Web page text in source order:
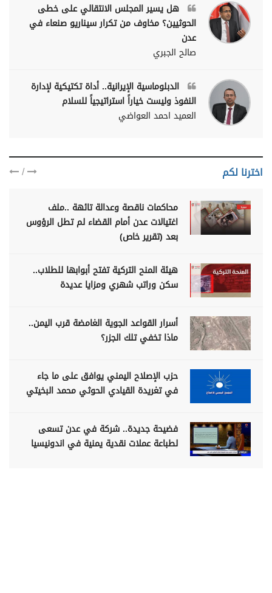
هل يسير المجلس الانتقالي على خطى
الحوثيين؟ مخاوف من تكرار سيناريو صنعاء في
عدن
صالح الجبري
الدبلوماسية الإيرانية.. أداة تكتيكية لإدارة
النفوذ وليست خياراً استراتيجياً للسلام
العميد احمد العواضي
اخترنا لكم /
محاكمات ناقصة وعدالة تائهة ..ملف
اغتيالات عدن أمام القضاء لم تطل الرؤوس
بعد (تقرير خاص)
هيئة المنح التركية تفتح أبوابها للطلاب..
سكن وراتب شهري ومزايا عديدة
أسرار القواعد الجوية الغامضة قرب اليمن..
ماذا تخفي تلك الجزر؟
حزب الإصلاح اليمني يوافق على ما جاء
في تغريدة القيادي الحوثي محمد البخيتي
فضيحة جديدة.. شركة في عدن تسعى
لطباعة عملات نقدية يمنية في اندونيسيا